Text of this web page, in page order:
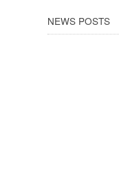
NEWS POSTS